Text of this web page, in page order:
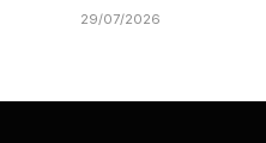
29/07/2026